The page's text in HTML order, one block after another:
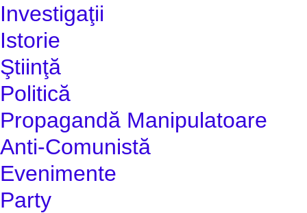
Investigaţii
Istorie
Ştiinţă
Politică
Propagandă Manipulatoare
Anti-Comunistă
Evenimente
Party